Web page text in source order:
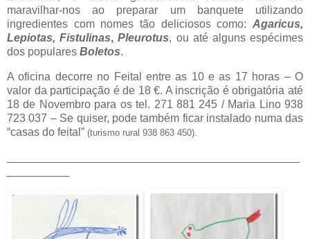
maravilhar-nos ao preparar um banquete utilizando
ingredientes com nomes tão deliciosos como: Agaricus,
Lepiotas, Fistulinas,Pleurotus, ou até alguns espécimes
dos populares Boletos.
A oficina decorre no Feital entre as 10 e as 17 horas – O
valor da participação é de 18 €. A inscrição é obrigatória até
18 de Novembro para os tel. 271 881 245 / Maria Lino 938
723 037 – Se quiser, pode também ficar instalado numa das
“casas do feital” (turismo rural 938 863 450).